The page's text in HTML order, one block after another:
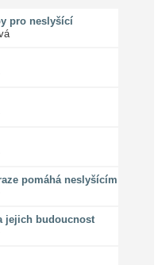
pro neslyšící
pomáhá neslyšícím
jejich budoucnost